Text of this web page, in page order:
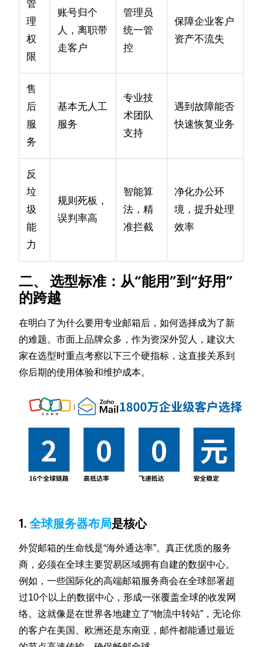
管
理
权
限
账号归个
人，离职带
走客户
管理员
统一管
控
保障企业客户
资产不流失
售
后
服
务
基本无人工
服务
专业技
术团队
支持
遇到故障能否
快速恢复业务
反
垃
圾
能
力
规则死板，
误判率高
智能算
法，精
准拦截
净化办公环
境，提升处理
效率
二、 选型标准：从“能用”到“好用”
的跨越
在明白了为什么要用专业邮箱后，如何选择成为了新
的难题。市面上品牌众多，作为资深外贸人，建议大
家在选型时重点考察以下三个硬指标，这直接关系到
你后期的使用体验和维护成本。
1.全球服务器布局是核心
外贸邮箱的生命线是“海外通达率”。真正优质的服务
商，必须在全球主要贸易区域拥有自建的数据中心。
例如，一些国际化的高端邮箱服务商会在全球部署超
过10个以上的数据中心，形成一张覆盖全球的收发网
络。这就像是在世界各地建立了“物流中转站”，无论你
的客户在美国、欧洲还是东南亚，邮件都能通过最近